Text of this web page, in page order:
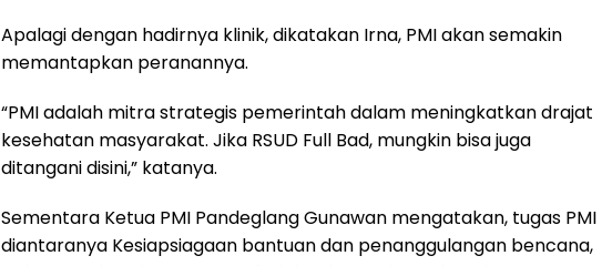
Apalagi dengan hadirnya klinik, dikatakan Irna, PMI akan semakin
memantapkan peranannya.
“PMI adalah mitra strategis pemerintah dalam meningkatkan drajat
kesehatan masyarakat. Jika RSUD Full Bad, mungkin bisa juga
ditangani disini,” katanya.
Sementara Ketua PMI Pandeglang Gunawan mengatakan, tugas PMI
diantaranya Kesiapsiagaan bantuan dan penanggulangan bencana,